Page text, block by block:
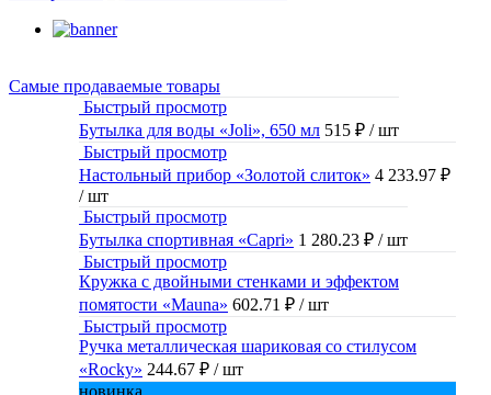
Самые продаваемые товары
Быстрый просмотр
Бутылка для воды «Joli», 650 мл 515 ₽ / шт
Быстрый просмотр
Настольный прибор «Золотой слиток» 4 233.97 ₽
/ шт
Быстрый просмотр
Бутылка спортивная «Capri» 1 280.23 ₽ / шт
Быстрый просмотр
Кружка с двойными стенками и эффектом
помятости «Mauna» 602.71 ₽ / шт
Быстрый просмотр
Ручка металлическая шариковая со стилусом
«Rocky» 244.67 ₽ / шт
новинка